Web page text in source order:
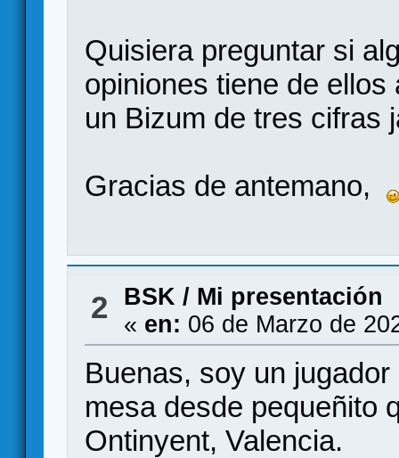
Quisiera preguntar si
opiniones tiene de
un Bizum de tres cifras
Gracias de antemano,
2 BSK / Mi presentación
« en: 06 de Marzo de
Buenas, soy un
mesa desde pequeñito
Ontinyent, Valencia.